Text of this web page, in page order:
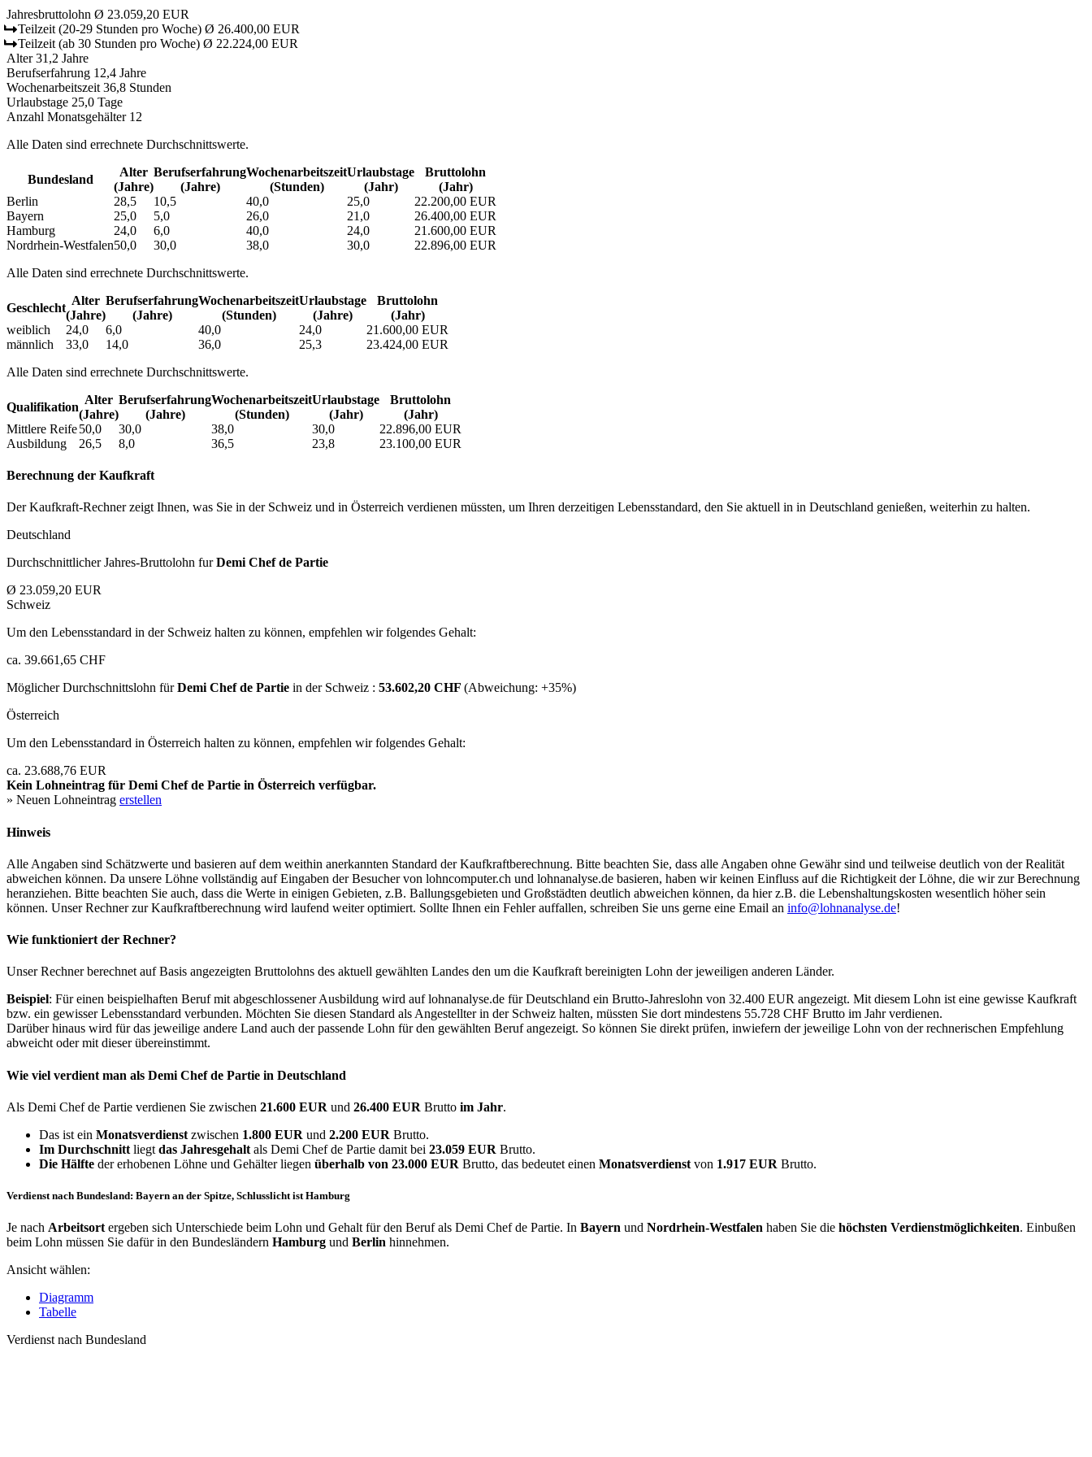
Jahresbruttolohn Ø 23.059,20 EUR
Teilzeit (20-29 Stunden pro Woche) Ø 26.400,00 EUR
Teilzeit (ab 30 Stunden pro Woche) Ø 22.224,00 EUR
Alter 31,2 Jahre
Berufserfahrung 12,4 Jahre
Wochenarbeitszeit 36,8 Stunden
Urlaubstage 25,0 Tage
Anzahl Monatsgehälter 12
Alle Daten sind errechnete Durchschnittswerte.
Bundesland
Alter
(Jahre)
Berufs­erfahrung
(Jahre)
Wochen­arbeitszeit
(Stunden)
Urlaubs­tage
(Jahr)
Bruttolohn
(Jahr)
Berlin
28,5 10,5 40,0 25,0
22.200,00 EUR
Bayern
25,0 5,0 26,0 21,0
26.400,00 EUR
Hamburg
24,0 6,0 40,0 24,0
21.600,00 EUR
Nordrhein-Westfalen50,0 30,0 38,0 30,0
22.896,00 EUR
Alle Daten sind errechnete Durchschnittswerte.
Geschlecht
Alter
(Jahre)
Berufs­erfahrung
(Jahre)
Wochen­arbeitszeit
(Stunden)
Urlaubs­tage
(Jahre)
Bruttolohn
(Jahr)
weiblich
24,0 6,0 40,0 24,0
21.600,00 EUR
männlich
33,0 14,0 36,0 25,3
23.424,00 EUR
Alle Daten sind errechnete Durchschnittswerte.
Qualifikation
Alter
(Jahre)
Berufs­erfahrung
(Jahre)
Wochen­arbeitszeit
(Stunden)
Urlaubs­tage
(Jahr)
Bruttolohn
(Jahr)
Mittlere Reife50,0 30,0 38,0 30,0
22.896,00 EUR
Ausbildung
26,5 8,0 36,5 23,8 23.100,00 EUR
Berechnung der Kaufkraft
Der Kaufkraft-Rechner zeigt Ihnen, was Sie in der Schweiz und in Österreich verdienen müssten, um Ihren derzeitigen Lebensstandard, den Sie aktuell in in Deutschland genießen, weiterhin zu halten.
Deutschland
Durchschnittlicher Jahres-Bruttolohn furDemi Chef de Partie
Ø 23.059,20 EUR
Schweiz
Um den Lebensstandard in der Schweiz halten zu können, empfehlen wir folgendes Gehalt:
ca. 39.661,65 CHF
Möglicher Durchschnittslohn fürDemi Chef de Partie in der Schweiz : 53.602,20 CHF (Abweichung: +35%)
Österreich
Um den Lebensstandard in Österreich halten zu können, empfehlen wir folgendes Gehalt:
ca. 23.688,76 EUR
Kein Lohneintrag für Demi Chef de Partie in Österreich verfügbar.
» Neuen Lohneintrag erstellen
Hinweis
Alle Angaben sind Schätzwerte und basieren auf dem weithin anerkannten Standard der Kaufkraftberechnung. Bitte beachten Sie, dass alle Angaben ohne Gewähr sind und teilweise deutlich von der Realität
abweichen können. Da unsere Löhne vollständig auf Eingaben der Besucher von lohncomputer.ch und lohnanalyse.de basieren, haben wir keinen Einfluss auf die Richtigkeit der Löhne, die wir zur Berechnung
heranziehen. Bitte beachten Sie auch, dass die Werte in einigen Gebieten, z.B. Ballungsgebieten und Großstädten deutlich abweichen können, da hier z.B. die Lebenshaltungskosten wesentlich höher sein
können. Unser Rechner zur Kaufkraftberechnung wird laufend weiter optimiert. Sollte Ihnen ein Fehler auffallen, schreiben Sie uns gerne eine Email an info@lohnanalyse.de!
Wie funktioniert der Rechner?
Unser Rechner berechnet auf Basis angezeigten Bruttolohns des aktuell gewählten Landes den um die Kaufkraft bereinigten Lohn der jeweiligen anderen Länder.
Beispiel: Für einen beispielhaften Beruf mit abgeschlossener Ausbildung wird auf lohnanalyse.de für Deutschland ein Brutto-Jahreslohn von 32.400 EUR angezeigt. Mit diesem Lohn ist eine gewisse Kaufkraft
bzw. ein gewisser Lebensstandard verbunden. Möchten Sie diesen Standard als Angestellter in der Schweiz halten, müssten Sie dort mindestens 55.728 CHF Brutto im Jahr verdienen.
Darüber hinaus wird für das jeweilige andere Land auch der passende Lohn für den gewählten Beruf angezeigt. So können Sie direkt prüfen, inwiefern der jeweilige Lohn von der rechnerischen Empfehlung
abweicht oder mit dieser übereinstimmt.
Wie viel verdient man als Demi Chef de Partie in Deutschland
Als Demi Chef de Partie verdienen Sie zwischen 21.600 EUR und 26.400 EUR Brutto im Jahr.
Das ist ein Monatsverdienst zwischen 1.800 EUR und 2.200 EUR Brutto.
Im Durchschnitt liegt das Jahresgehalt als Demi Chef de Partie damit bei 23.059 EUR Brutto.
Die Hälfte der erhobenen Löhne und Gehälter liegen überhalb von 23.000 EUR Brutto, das bedeutet einen Monatsverdienst von 1.917 EUR Brutto.
Verdienst nach Bundesland: Bayern an der Spitze, Schlusslicht ist Hamburg
Je nach Arbeitsort ergeben sich Unterschiede beim Lohn und Gehalt für den Beruf als Demi Chef de Partie. In Bayern und Nordrhein-Westfalen haben Sie die höchsten Verdienstmöglichkeiten. Einbußen
beim Lohn müssen Sie dafür in den Bundesländern Hamburg und Berlin hinnehmen.
Ansicht wählen:
Diagramm
Tabelle
Verdienst nach Bundesland